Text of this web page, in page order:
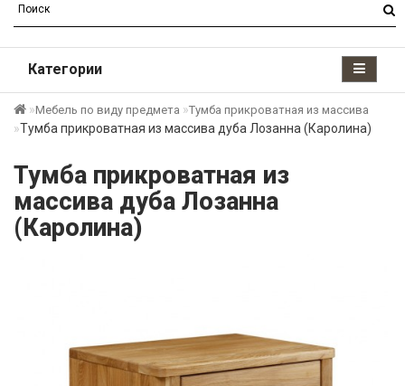
Категории
Мебель по виду предмета Тумба прикроватная из массива
Тумба прикроватная из массива дуба Лозанна (Каролина)
Тумба прикроватная из
массива дуба Лозанна
(Каролина)